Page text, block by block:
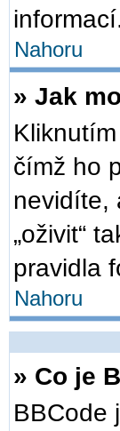
Nahoru
» Jak
čímž ho
nevidíte,
„oživit“
pravidla
Nahoru
» Co je
BBCode